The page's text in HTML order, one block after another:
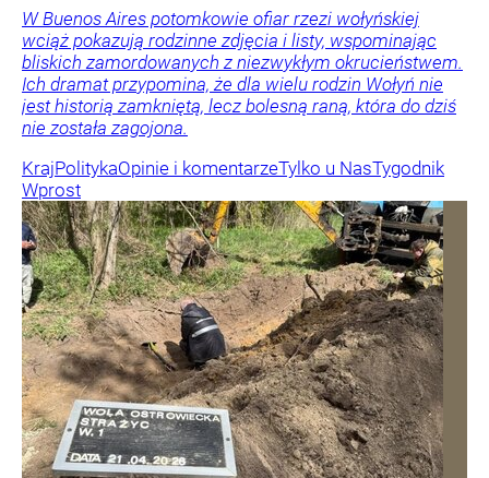
W Buenos Aires potomkowie ofiar rzezi wołyńskiej
wciąż pokazują rodzinne zdjęcia i listy, wspominając
bliskich zamordowanych z niezwykłym okrucieństwem.
Ich dramat przypomina, że dla wielu rodzin Wołyń nie
jest historią zamkniętą, lecz bolesną raną, która do dziś
nie została zagojona.
KrajPolitykaOpinie i komentarzeTylko u NasTygodnik
Wprost